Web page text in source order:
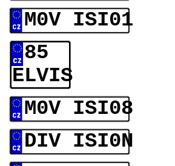
M0V ISI01
85
ELVIS
M0V ISI08
DIV ISI0N